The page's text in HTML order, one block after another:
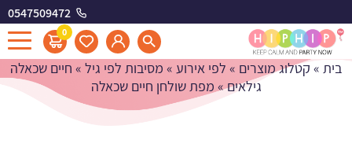
0547509472
0
מפת שולחן חיים שכאלה
בית » קטלוג מוצרים » לפי אירוע » מסיבות לפי גיל » חיים שכאלה
גילאים» מפת שולחן חיים שכאלה